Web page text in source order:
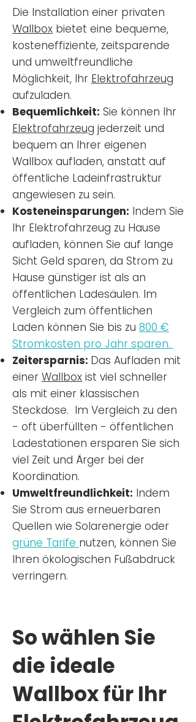
Die Installation einer privaten
Wallbox bietet eine bequeme,
kosteneffiziente, zeitsparende
und umweltfreundliche
Möglichkeit, Ihr Elektrofahrzeug
aufzuladen.
Bequemlichkeit: Sie können Ihr
Elektrofahrzeug jederzeit und
bequem an Ihrer eigenen
Wallbox aufladen, anstatt auf
öffentliche Ladeinfrastruktur
angewiesen zu sein.
Kosteneinsparungen: Indem Sie
Ihr Elektrofahrzeug zu Hause
aufladen, können Sie auf lange
Sicht Geld sparen, da Strom zu
Hause günstiger ist als an
öffentlichen Ladesäulen. Im
Vergleich zum öffentlichen
Laden können Sie bis zu 800 €
Stromkosten pro Jahr sparen.
Zeitersparnis: Das Aufladen mit
einer Wallbox ist viel schneller
als mit einer klassischen
Steckdose. Im Vergleich zu den
- oft überfüllten - öffentlichen
Ladestationen ersparen Sie sich
viel Zeit und Ärger bei der
Koordination.
Umweltfreundlichkeit: Indem
Sie Strom aus erneuerbaren
Quellen wie Solarenergie oder
grüne Tarife nutzen, können Sie
Ihren ökologischen Fußabdruck
verringern.
So wählen Sie
die ideale
Wallbox für Ihr